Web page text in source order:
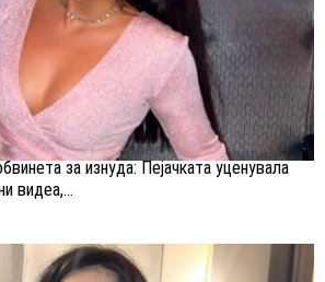
за изнуда: Пејачката уценувала
видеа,...